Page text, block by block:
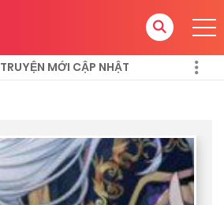
TRUYỆN MỚI CẬP NHẬT